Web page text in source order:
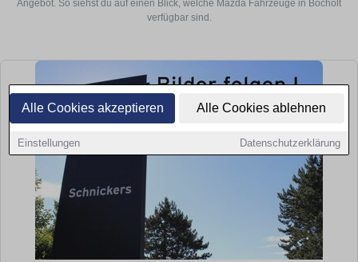
Alle Cookies akzeptieren Alle Cookies ablehnen
Einstellungen Datenschutzerklärung
Angebot. So siehst du auf einen Blick, welche Mazda Fahrzeuge in Bocholt
verfügbar sind.